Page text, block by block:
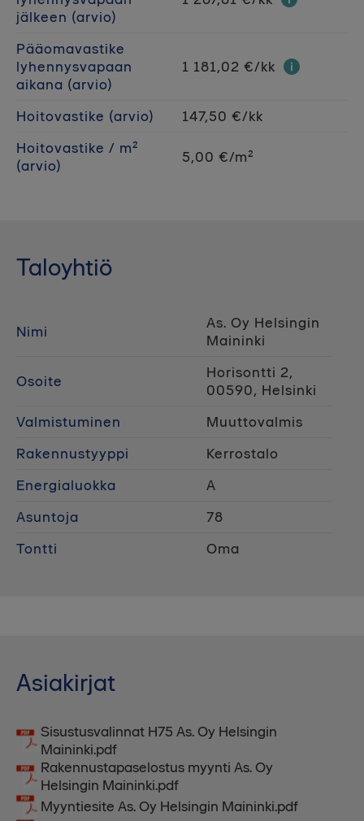
jälkeen (arvio)
Pääomavastike
lyhennysvapaan
aikana (arvio)
1 181,02 €/kk
Hoitovastike (arvio)
147,50 €/kk
Hoitovastike / m²
(arvio)
5,00 €/m²
Taloyhtiö
Nimi
As. Oy Helsingin
Maininki
Osoite
Horisontti 2,
00590, Helsinki
Valmistuminen
Muuttovalmis
Rakennustyyppi
Kerrostalo
Energialuokka
A
Asuntoja
78
Tontti
Oma
Asiakirjat
Sisustusvalinnat H75 As. Oy Helsingin
Maininki.pdf
Rakennustapaselostus myynti As. Oy
Helsingin Maininki.pdf
Myyntiesite As. Oy Helsingin Maininki.pdf